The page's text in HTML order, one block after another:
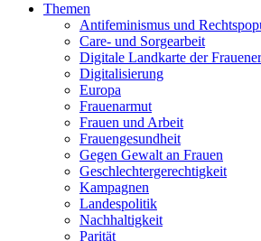
Themen
Antifeminismus und
Care- und Sorgearbeit
Digitale Landkarte der
Digitalisierung
Europa
Frauenarmut
Frauen und Arbeit
Frauengesundheit
Gegen Gewalt an Frauen
Geschlechtergerechtigkeit
Kampagnen
Landespolitik
Nachhaltigkeit
Parität